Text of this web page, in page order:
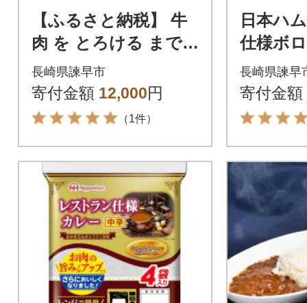
【ふるさと納税】 牛
肉 を とろける まで
じっくり 煮込んだ カ
レー 15食 常温 贈答
日本ハム
長崎県諫早市
寄付金額 12,000円
（1件）
日本ハ
仕様ボ
セット
長崎県諫早
寄付金額